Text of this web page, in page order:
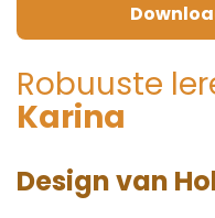
Robuuste
Karina
Design van